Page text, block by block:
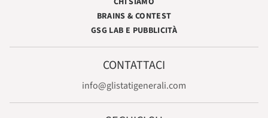
BRAINS & CONTEST
GSG LAB E PUBBLICITÀ
CONTATTACI
info@glistatigenerali.com